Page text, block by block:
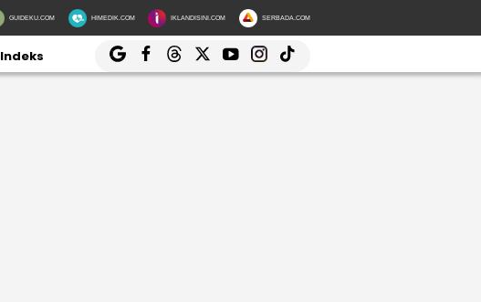
GUIDEKU.COM HIMEDIK.COM IKLANDISINI.COM SERBADA.COM
Indeks